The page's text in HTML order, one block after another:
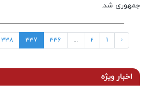
جمهوری شد.
‹
1
2
...
336
337
338
اخبار ویژه